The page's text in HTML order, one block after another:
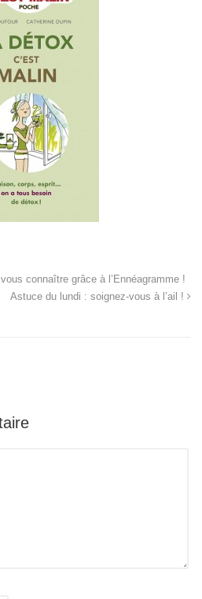
connaître grâce à l’Ennéagramme !
Astuce du lundi : soignez-vous à l’ail !